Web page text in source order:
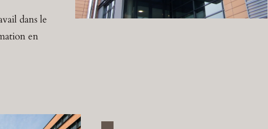
dans le
en